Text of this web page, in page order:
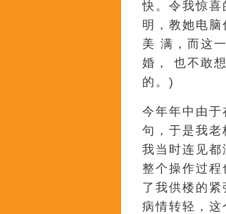
快。令我惊
明，教她电
美 满，而这
婚， 也不敢
的。)
今年年中由
句，于是我老
我当时连见
整个操作过
了我供楼的
病情转轻，这